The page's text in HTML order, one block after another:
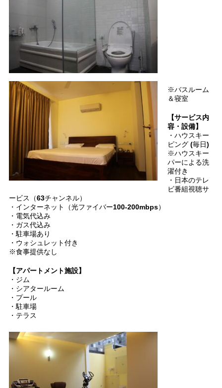
※バスルーム
＆寝室
【サービス内
容・設備】
・ハウスキー
ピング (毎日)
※ハウスキー
パーによる洗
濯付き
・日本のテレ
ビ番組視聴サ
ービス（63チャンネル）
・インターネット（光ファイバー100-200mbps）
・電気代込み
・ガス代込み
・駐車場あり
・ウォシュレット付き
※食事提供なし
【アパートメント施設】
・ジム
・シアタールーム
・プール
・駐車場
・テラス